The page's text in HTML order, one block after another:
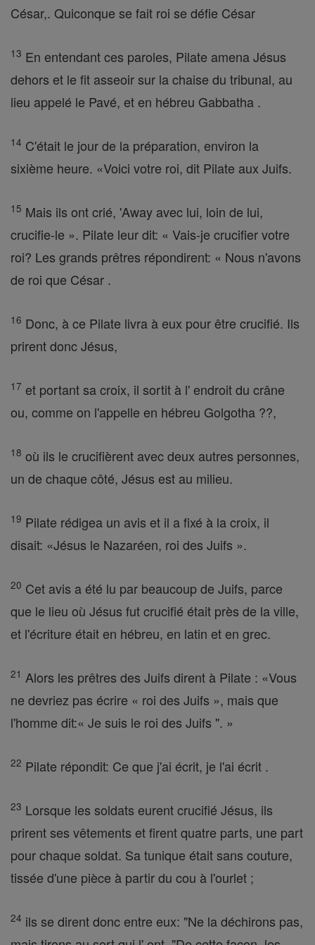
César,. Quiconque se fait roi se défie César
13 En entendant ces paroles, Pilate amena Jésus
dehors et le fit asseoir sur la chaise du tribunal, au
lieu appelé le Pavé, et en hébreu Gabbatha .
14 C'était le jour de la préparation, environ la
sixième heure. «Voici votre roi, dit Pilate aux Juifs.
15 Mais ils ont crié, 'Away avec lui, loin de lui,
crucifie-le ». Pilate leur dit: « Vais-je crucifier votre
roi? Les grands prêtres répondirent: « Nous n'avons
de roi que César .
16 Donc, à ce Pilate livra à eux pour être crucifié. Ils
prirent donc Jésus,
17 et portant sa croix, il sortit à l' endroit du crâne
ou, comme on l'appelle en hébreu Golgotha ??,
18 où ils le crucifièrent avec deux autres personnes,
un de chaque côté, Jésus est au milieu.
19 Pilate rédigea un avis et il a fixé à la croix, il
disait: «Jésus le Nazaréen, roi des Juifs ».
20 Cet avis a été lu par beaucoup de Juifs, parce
que le lieu où Jésus fut crucifié était près de la ville,
et l'écriture était en hébreu, en latin et en grec.
21 Alors les prêtres des Juifs dirent à Pilate : «Vous
ne devriez pas écrire « roi des Juifs », mais que
l'homme dit:« Je suis le roi des Juifs ". »
22 Pilate répondit: Ce que j'ai écrit, je l'ai écrit .
23 Lorsque les soldats eurent crucifié Jésus, ils
prirent ses vêtements et firent quatre parts, une part
pour chaque soldat. Sa tunique était sans couture,
tissée d'une pièce à partir du cou à l'ourlet ;
24 ils se dirent donc entre eux: "Ne la déchirons pas,